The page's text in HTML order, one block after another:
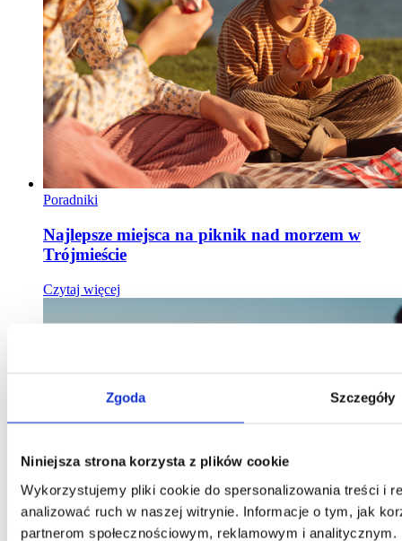
Zgoda Szczegóły
Niniejsza strona korzysta z plików cookie
Wykorzystujemy pliki cookie do spersonalizowania treści i
analizować ruch w naszej witrynie. Informacje o tym, jak
partnerom społecznościowym, reklamowym i
Poradniki
Najlepsze miejsca na piknik nad morzem w
Trójmieście
Czytaj więcej